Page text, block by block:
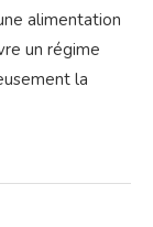
alimentation
un régime
la